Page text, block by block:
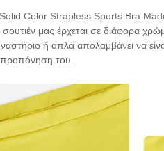
Color Strapless Sports Bra
μας έρχεται σε διάφορα
ή απλά απολαμβάνει να
προπόνηση του.